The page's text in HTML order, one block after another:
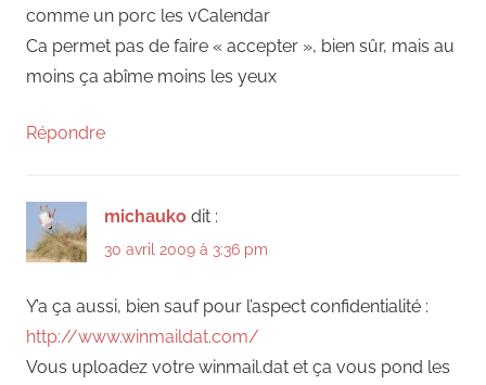
comme un porc les vCalendar
Ca permet pas de faire « accepter », bien sûr, mais au
moins ça abîme moins les yeux
Répondre
michauko dit :
30 avril 2009 à 3:36 pm
Y’a ça aussi, bien sauf pour l’aspect confidentialité :
http://www.winmaildat.com/
Vous uploadez votre winmail.dat et ça vous pond les